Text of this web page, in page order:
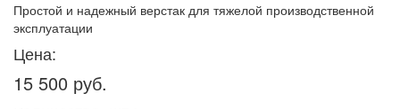
Простой и надежный верстак для тяжелой производственной
эксплуатации
Цена:
15 500 руб.